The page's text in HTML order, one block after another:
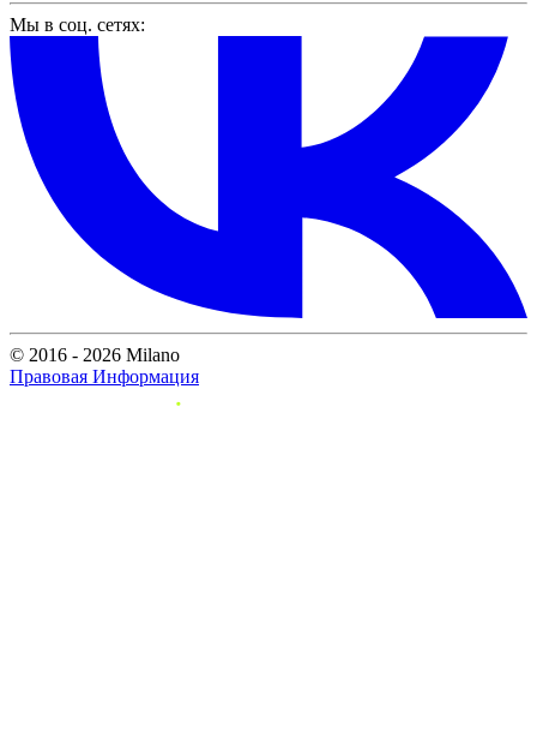
Мы в соц. сетях:
© 2016 - 2026 Milano
Правовая Информация